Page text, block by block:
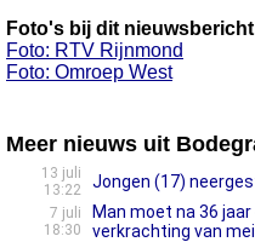
Foto's bij dit nieuwsbericht
Foto: RTV Rijnmond
Foto: Omroep West
Meer nieuws uit
13 juli
13:22
Jongen (17)
7 juli
18:30
Man moet na 36
verkrachting van